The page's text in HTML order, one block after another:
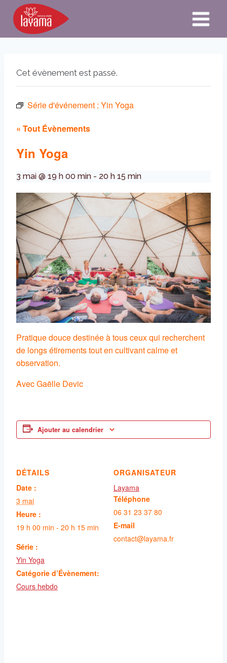
Aller
contenu
Cet évènement est passé.
Série d'événement : Yin Yoga
« Tout Évènements
Yin Yoga
3 mai @ 19 h 00 min - 20 h 15 min
Pratique douce destinée à tous ceux qui recherchent
de longs étirements tout en cultivant calme et
observation.
Avec Gaëlle Devic
Ajouter au calendrier
DÉTAILS
Date :
3 mai
Heure :
19 h 00 min - 20 h 15 min
Série :
Yin Yoga
Catégorie d’Évènement:
Cours hebdo
ORGANISATEUR
Layama
Téléphone
06 31 23 37 80
E-mail
contact@layama.fr